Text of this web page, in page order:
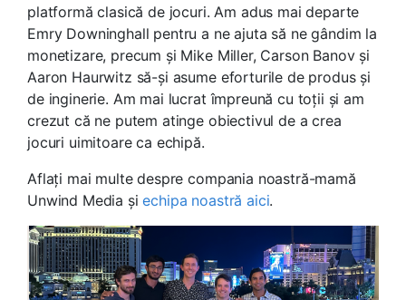
platformă clasică de jocuri. Am adus mai departe
Emry Downinghall pentru a ne ajuta să ne gândim la
monetizare, precum și Mike Miller, Carson Banov şi
Aaron Haurwitz să-și asume eforturile de produs și
de inginerie. Am mai lucrat împreună cu toții și am
crezut că ne putem atinge obiectivul de a crea
jocuri uimitoare ca echipă.
Aflați mai multe despre compania noastră-mamă
Unwind Media șiechipa noastră aici.